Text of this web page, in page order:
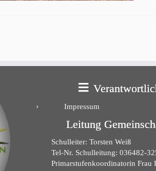
Impressum
Leitung
Schulleiter: Torsten Weiß
Tel-Nr. Schulleitung: 036482-
Primarstufenkoordinatorin Frau